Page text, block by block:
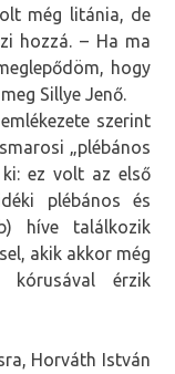
még litánia, de
hozzá. – Ha ma
hogy
Sillye Jenő.
szerint
„plébános
ez volt az első
plébános és
híve találkozik
akik akkor még
kórusával érzik
Horváth István